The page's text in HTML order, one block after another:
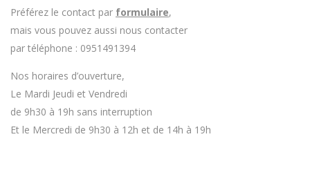
Préférez le contact par formulaire,
mais vous pouvez aussi nous contacter
par téléphone : 0951491394
Nos horaires d’ouverture,
Le Mardi Jeudi et Vendredi
de 9h30 à 19h sans interruption
Et le Mercredi de 9h30 à 12h et de 14h à 19h